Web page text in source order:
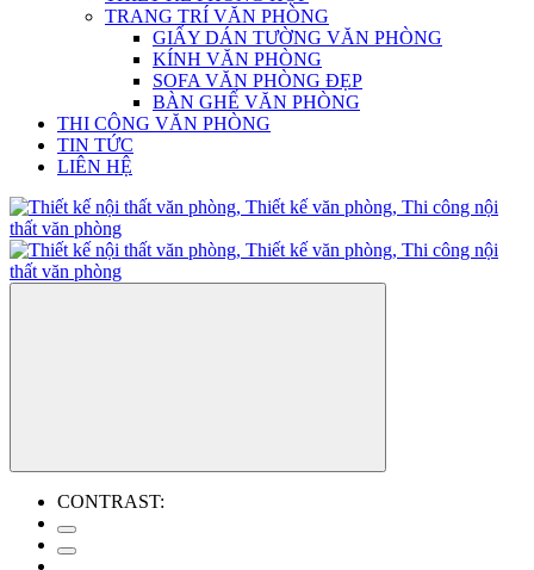
TRANG TRÍ VĂN PHÒNG
GIẤY DÁN TƯỜNG VĂN PHÒNG
KÍNH VĂN PHÒNG
SOFA VĂN PHÒNG ĐẸP
BÀN GHẾ VĂN PHÒNG
THI CÔNG VĂN PHÒNG
TIN TỨC
LIÊN HỆ
CONTRAST: